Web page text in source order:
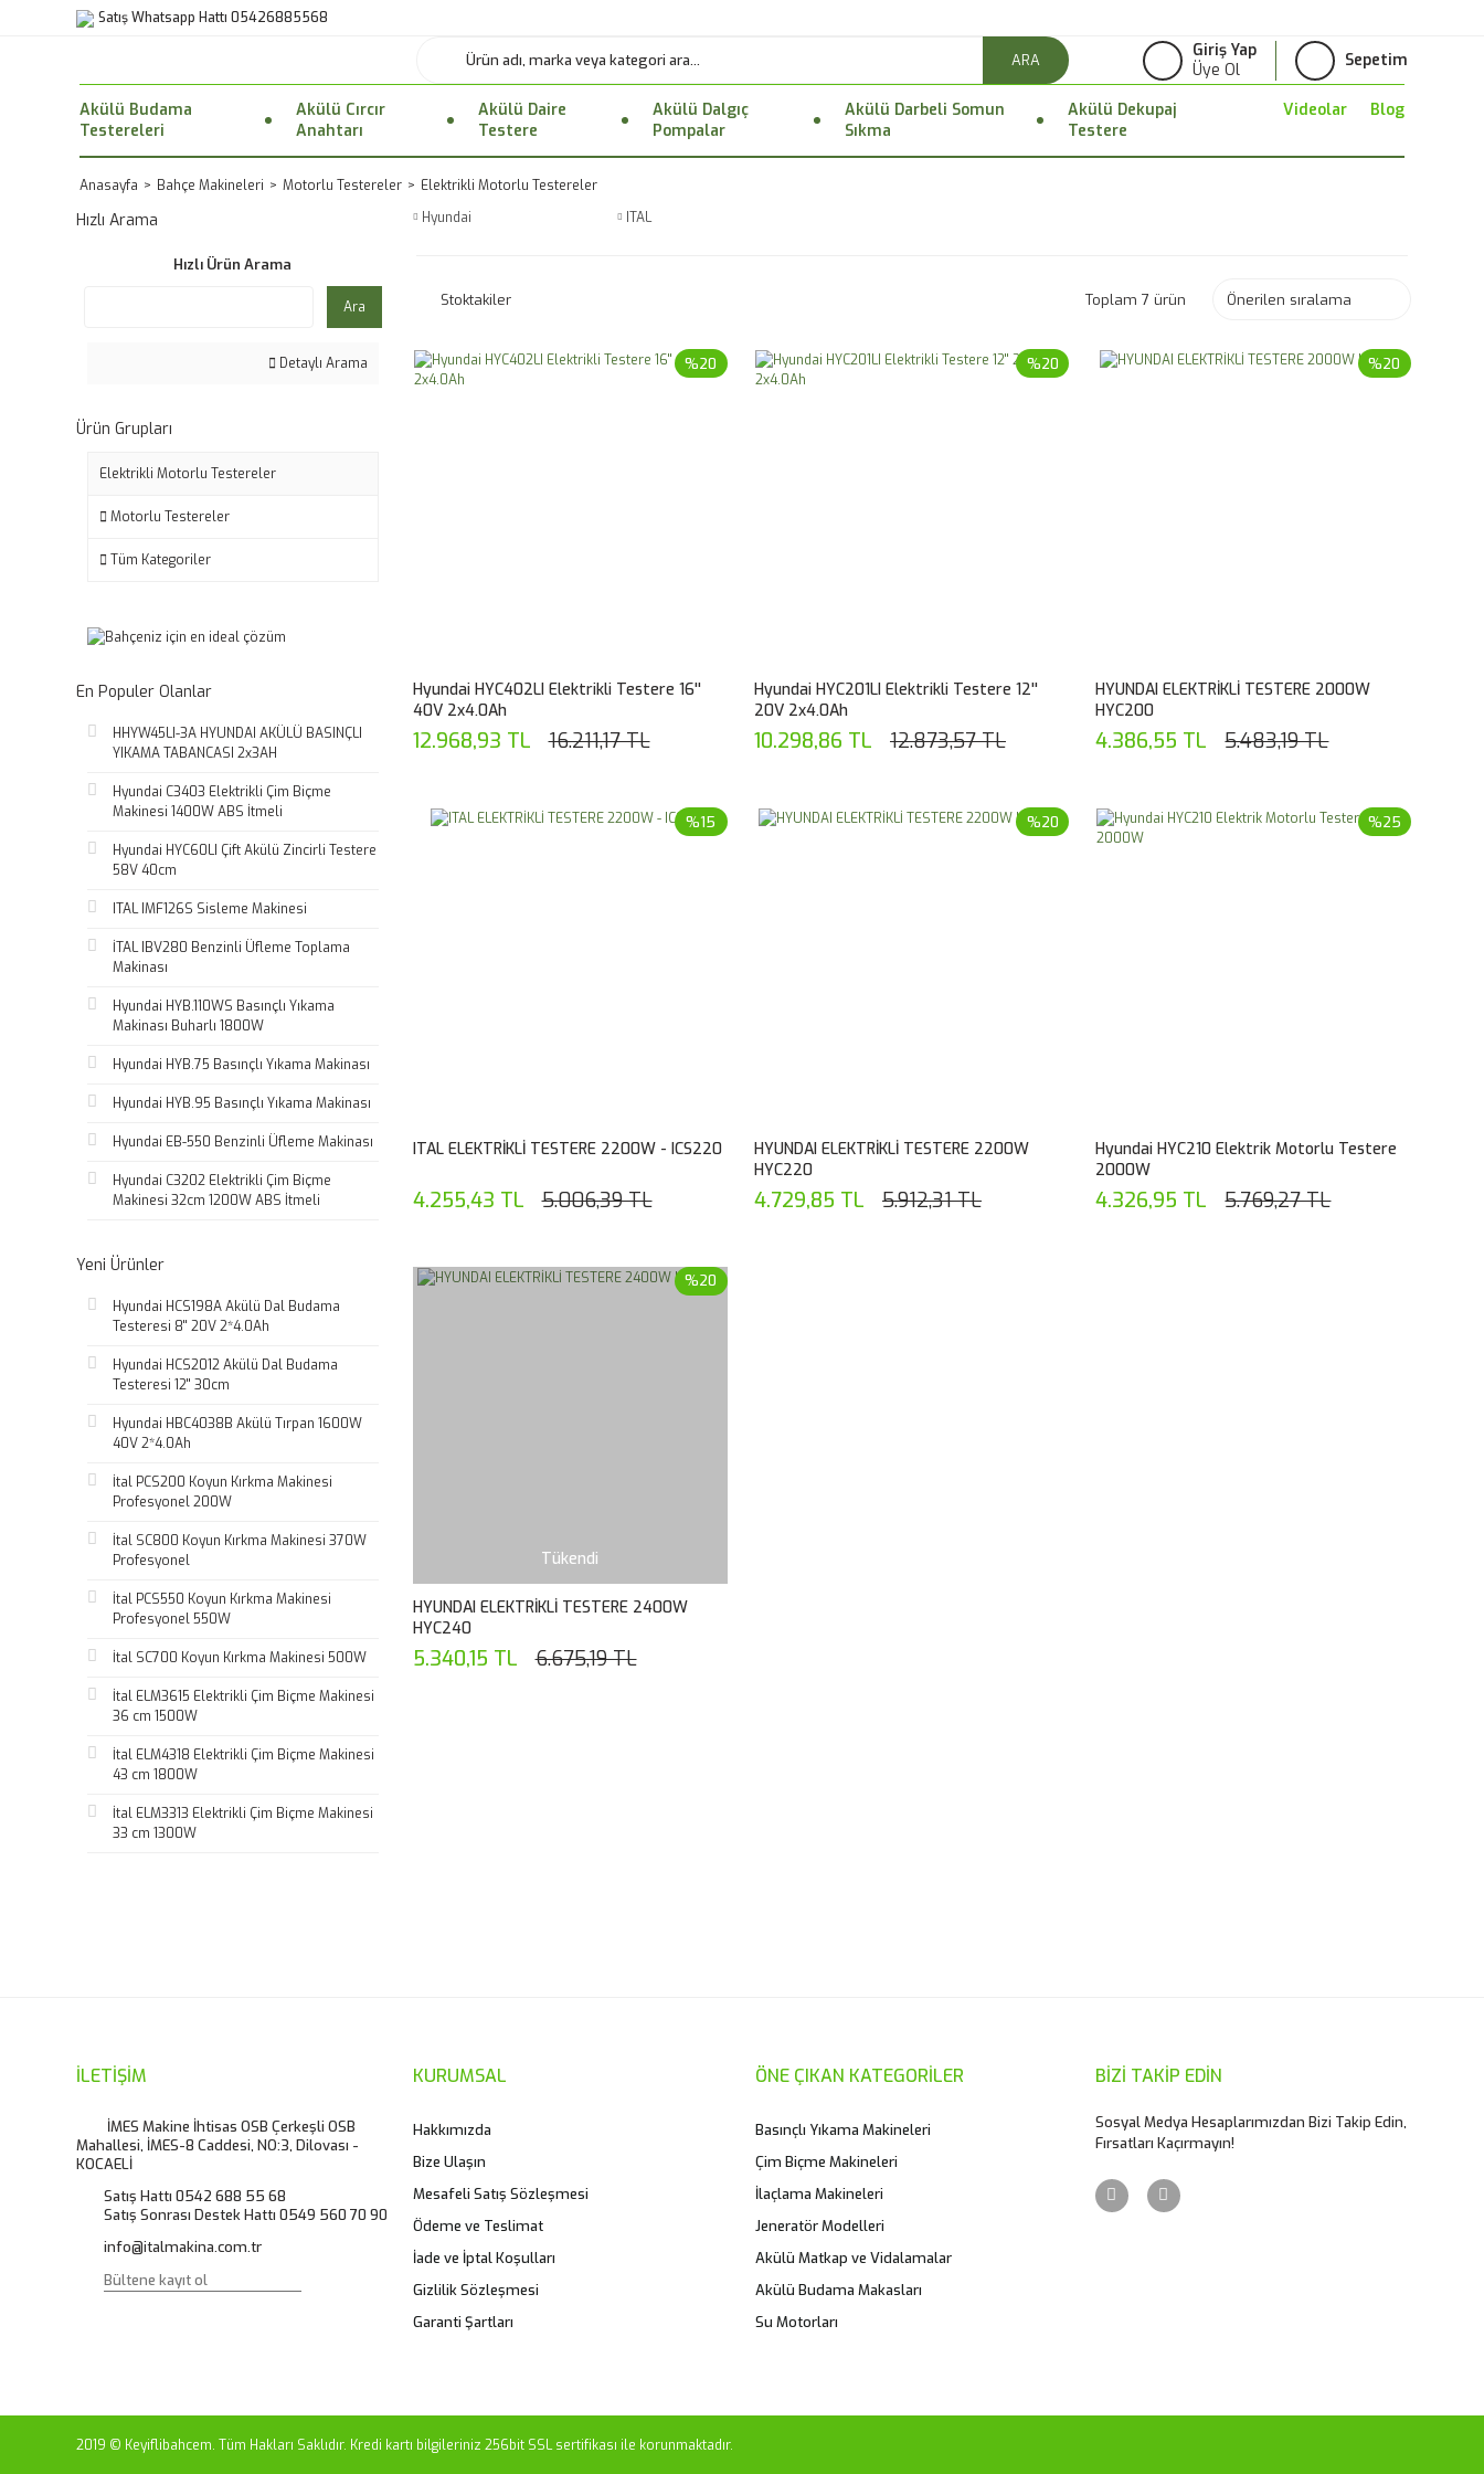
Satış Whatsapp Hattı 05426885568
ARA
Giriş Yap
Üye Ol
Sepetim
Akülü Budama
Testereleri
Akülü Cırcır
Anahtarı
Akülü Daire
Testere
Akülü Dalgıç
Pompalar
Akülü Darbeli Somun
Sıkma
Akülü Dekupaj
Testere
Videolar Blog
Anasayfa Bahçe Makineleri Motorlu Testereler Elektrikli Motorlu Testereler
Hızlı Arama
Hızlı Ürün Arama
Ara
Detaylı Arama
Ürün Grupları
Elektrikli Motorlu Testereler
Motorlu Testereler
Tüm Kategoriler
En Populer Olanlar
HHYW45LI-3A HYUNDAI AKÜLÜ BASINÇLI
YIKAMA TABANCASI 2x3AH
Hyundai C3403 Elektrikli Çim Biçme
Makinesi 1400W ABS İtmeli
Hyundai HYC60LI Çift Akülü Zincirli Testere
58V 40cm
ITAL IMF126S Sisleme Makinesi
İTAL IBV280 Benzinli Üfleme Toplama
Makinası
Hyundai HYB.110WS Basınçlı Yıkama
Makinası Buharlı 1800W
Hyundai HYB.75 Basınçlı Yıkama Makinası
Hyundai HYB.95 Basınçlı Yıkama Makinası
Hyundai EB-550 Benzinli Üfleme Makinası
Hyundai C3202 Elektrikli Çim Biçme
Makinesi 32cm 1200W ABS İtmeli
Yeni Ürünler
Hyundai HCS198A Akülü Dal Budama
Testeresi 8'' 20V 2*4.0Ah
Hyundai HCS2012 Akülü Dal Budama
Testeresi 12'' 30cm
Hyundai HBC4038B Akülü Tırpan 1600W
40V 2*4.0Ah
İtal PCS200 Koyun Kırkma Makinesi
Profesyonel 200W
İtal SC800 Koyun Kırkma Makinesi 370W
Profesyonel
İtal PCS550 Koyun Kırkma Makinesi
Profesyonel 550W
İtal SC700 Koyun Kırkma Makinesi 500W
İtal ELM3615 Elektrikli Çim Biçme Makinesi
36 cm 1500W
İtal ELM4318 Elektrikli Çim Biçme Makinesi
43 cm 1800W
İtal ELM3313 Elektrikli Çim Biçme Makinesi
33 cm 1300W
Hyundai ITAL
Stoktakiler Toplam 7 ürün
%20
Hyundai HYC402LI Elektrikli Testere 16''
40V 2x4.0Ah
12.968,93 TL 16.211,17 TL
%20
Hyundai HYC201LI Elektrikli Testere 12''
20V 2x4.0Ah
10.298,86 TL 12.873,57 TL
%20
HYUNDAI ELEKTRİKLİ TESTERE 2000W
HYC200
4.386,55 TL 5.483,19 TL
%15
ITAL ELEKTRİKLİ TESTERE 2200W - ICS220
4.255,43 TL 5.006,39 TL
%20
HYUNDAI ELEKTRİKLİ TESTERE 2200W
HYC220
4.729,85 TL 5.912,31 TL
%25
Hyundai HYC210 Elektrik Motorlu Testere
2000W
4.326,95 TL 5.769,27 TL
%20
Tükendi
HYUNDAI ELEKTRİKLİ TESTERE 2400W
HYC240
5.340,15 TL 6.675,19 TL
İLETİŞİM
İMES Makine İhtisas OSB Çerkeşli OSB
Mahallesi, İMES-8 Caddesi, NO:3, Dilovası -
KOCAELİ
Satış Hattı 0542 688 55 68
Satış Sonrası Destek Hattı 0549 560 70 90
info@italmakina.com.tr
KURUMSAL
Hakkımızda
Bize Ulaşın
Mesafeli Satış Sözleşmesi
Ödeme ve Teslimat
İade ve İptal Koşulları
Gizlilik Sözleşmesi
Garanti Şartları
ÖNE ÇIKAN KATEGORİLER
Basınçlı Yıkama Makineleri
Çim Biçme Makineleri
İlaçlama Makineleri
Jeneratör Modelleri
Akülü Matkap ve Vidalamalar
Akülü Budama Makasları
Su Motorları
BİZİ TAKİP EDİN
Sosyal Medya Hesaplarımızdan Bizi Takip Edin,
Fırsatları Kaçırmayın!
2019 © Keyiflibahcem. Tüm Hakları Saklıdır. Kredi kartı bilgileriniz 256bit SSL sertifikası ile korunmaktadır.